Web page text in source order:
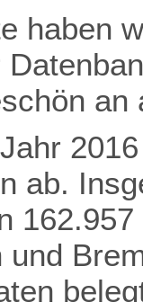
haben
ab.
und